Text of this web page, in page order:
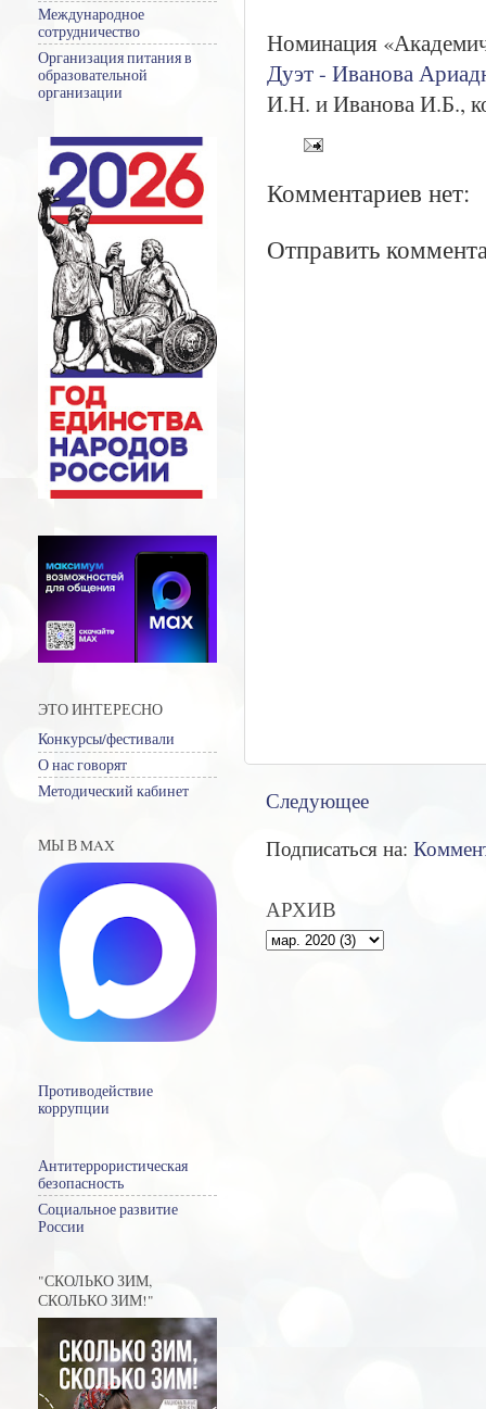
Номинация
Дуэт - Иванова
И.Н. и Иванова И.Б.,
Комментариев нет:
Отправить
Следующее
Подписаться на:
АРХИВ
Международное
сотрудничество
Организация питания в
образовательной
организации
ЭТО ИНТЕРЕСНО
Конкурсы/фестивали
О нас говорят
Методический кабинет
МЫ В MAX
Противодействие
коррупции
Антитеррористическая
безопасность
Социальное развитие
России
"СКОЛЬКО ЗИМ,
СКОЛЬКО ЗИМ!"